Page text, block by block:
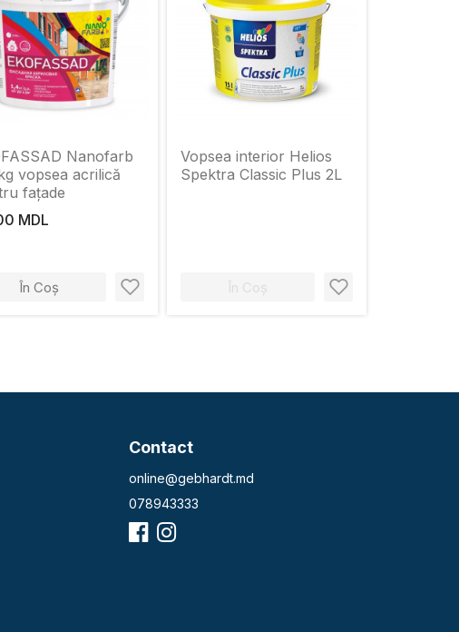
Nanofarb
vopsea acrilică
fațade
MDL
În Coș
Vopsea interior Helios
Spektra Classic Plus 2L
În Coș
Contact
online@gebhardt.md
078943333